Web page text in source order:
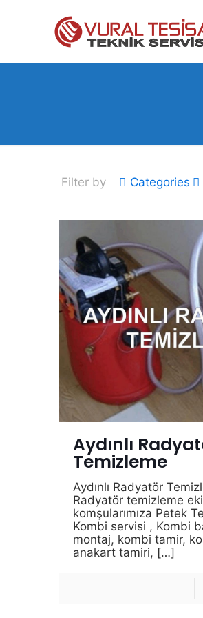
Filter by Categories
Aydınlı
Temizleme
Aydınlı Radyatör
Radyatör temizleme
komşularımıza Petek
Kombi servisi , Kombi
montaj, kombi tamir,
anakart tamiri, […]